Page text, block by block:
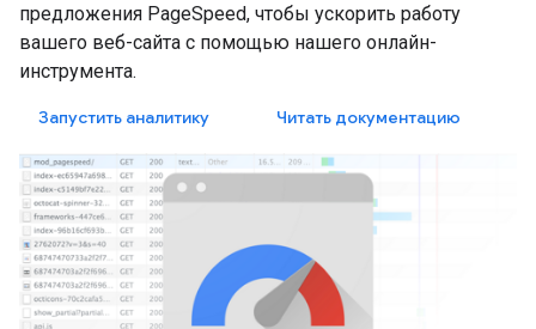
предложения PageSpeed, чтобы ускорить работу
вашего веб-сайта с помощью нашего онлайн-
инструмента.
Запустить аналитику Читать документацию